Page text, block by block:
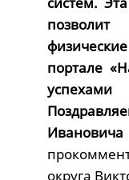
портале
успехами
округа